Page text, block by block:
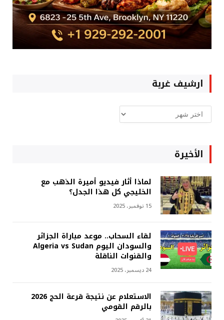
ارشيف غربة
ارشيف
غربة
الأخيرة
لماذا أثار فيديو أميرة الذهب مع
الخليجي كل هذا الجدل؟
15 نوفمبر، 2025
لقاء السحاب.. موعد مباراة الجزائر
والسودان اليوم Algeria vs Sudan
والقنوات الناقلة
24 ديسمبر، 2025
الاستعلام عن نتيجة قرعة الحج 2026
بالرقم القومي